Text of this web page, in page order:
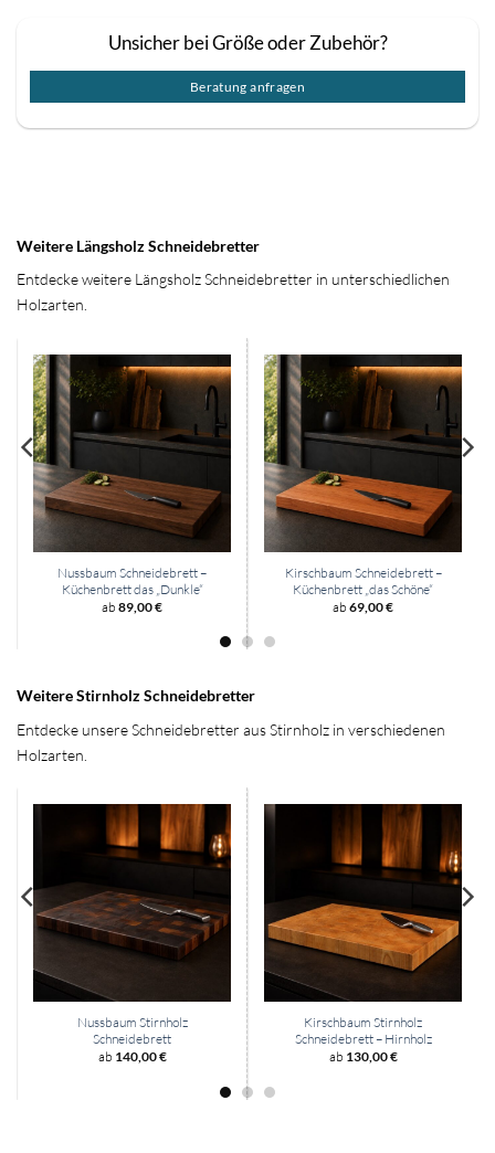
Unsicher bei Größe oder Zubehör?
Beratung anfragen
Weitere Längsholz Schneidebretter
Entdecke weitere Längsholz Schneidebretter in unterschiedlichen
Holzarten.
Nussbaum Schneidebrett –
Küchenbrett das „Dunkle“
ab 89,00€
Kirschbaum Schneidebrett –
Küchenbrett „das Schöne“
ab 69,00€
Weitere Stirnholz Schneidebretter
Entdecke unsere Schneidebretter aus Stirnholz in verschiedenen
Holzarten.
Nussbaum Stirnholz
Schneidebrett
ab 140,00€
Kirschbaum Stirnholz
Schneidebrett – Hirnholz
ab 130,00€